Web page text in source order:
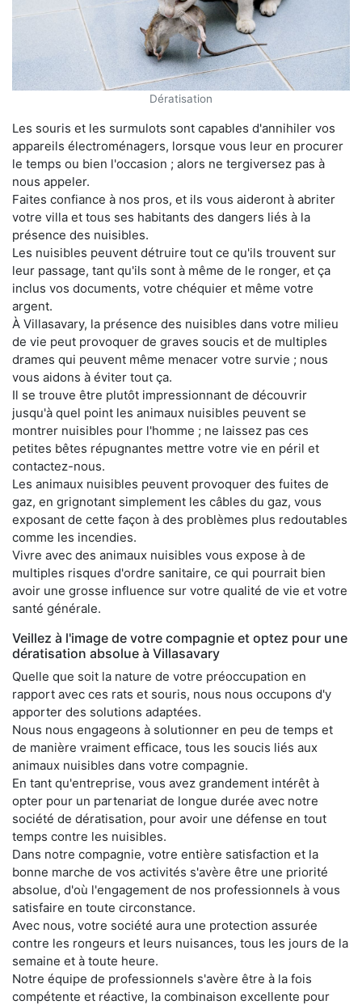
Dératisation
Les souris et les surmulots sont capables d'annihiler vos
appareils électroménagers, lorsque vous leur en procurer
le temps ou bien l'occasion ; alors ne tergiversez pas à
nous appeler.
Faites confiance à nos pros, et ils vous aideront à abriter
votre villa et tous ses habitants des dangers liés à la
présence des nuisibles.
Les nuisibles peuvent détruire tout ce qu'ils trouvent sur
leur passage, tant qu'ils sont à même de le ronger, et ça
inclus vos documents, votre chéquier et même votre
argent.
À Villasavary, la présence des nuisibles dans votre milieu
de vie peut provoquer de graves soucis et de multiples
drames qui peuvent même menacer votre survie ; nous
vous aidons à éviter tout ça.
Il se trouve être plutôt impressionnant de découvrir
jusqu'à quel point les animaux nuisibles peuvent se
montrer nuisibles pour l'homme ; ne laissez pas ces
petites bêtes répugnantes mettre votre vie en péril et
contactez-nous.
Les animaux nuisibles peuvent provoquer des fuites de
gaz, en grignotant simplement les câbles du gaz, vous
exposant de cette façon à des problèmes plus redoutables
comme les incendies.
Vivre avec des animaux nuisibles vous expose à de
multiples risques d'ordre sanitaire, ce qui pourrait bien
avoir une grosse influence sur votre qualité de vie et votre
santé générale.
Veillez à l'image de votre compagnie et optez pour une
dératisation absolue à Villasavary
Quelle que soit la nature de votre préoccupation en
rapport avec ces rats et souris, nous nous occupons d'y
apporter des solutions adaptées.
Nous nous engageons à solutionner en peu de temps et
de manière vraiment efficace, tous les soucis liés aux
animaux nuisibles dans votre compagnie.
En tant qu'entreprise, vous avez grandement intérêt à
opter pour un partenariat de longue durée avec notre
société de dératisation, pour avoir une défense en tout
temps contre les nuisibles.
Dans notre compagnie, votre entière satisfaction et la
bonne marche de vos activités s'avère être une priorité
absolue, d'où l'engagement de nos professionnels à vous
satisfaire en toute circonstance.
Avec nous, votre société aura une protection assurée
contre les rongeurs et leurs nuisances, tous les jours de la
semaine et à toute heure.
Notre équipe de professionnels s'avère être à la fois
compétente et réactive, la combinaison excellente pour